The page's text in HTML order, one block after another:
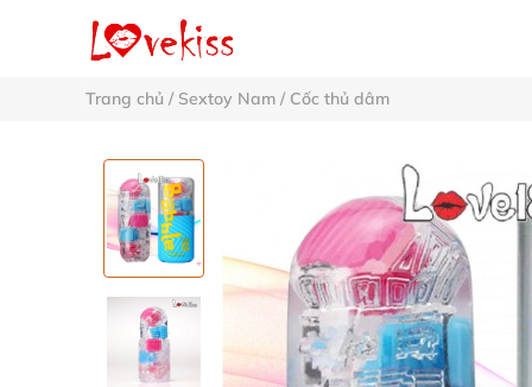
Trang chủ / Sextoy Nam / Cốc thủ dâm